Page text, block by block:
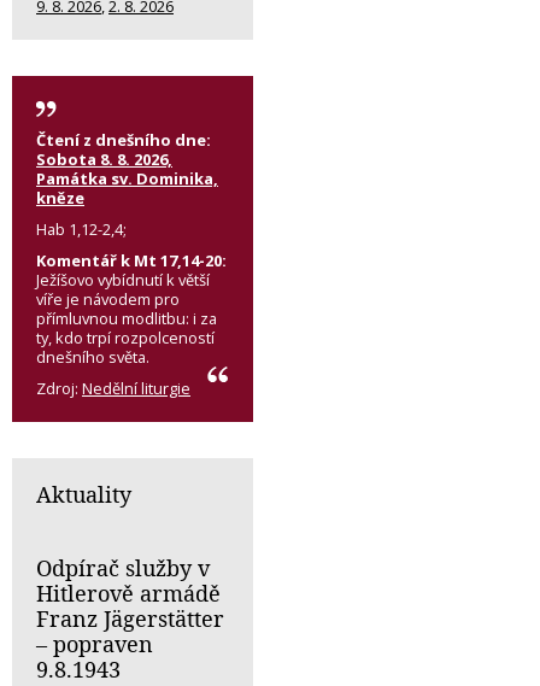
9. 8. 2026,2. 8. 2026
Čtení z dnešního dne:
Sobota 8. 8. 2026,
Památka sv. Dominika,
kněze
Hab 1,12-2,4;
Komentář k Mt 17,14-20:
Ježíšovo vybídnutí k větší
víře je návodem pro
přímluvnou modlitbu: i za
ty, kdo trpí rozpolceností
dnešního světa.
Zdroj: Nedělní liturgie
Aktuality
Odpírač služby v
Hitlerově armádě
Franz Jägerstätter
– popraven
9.8.1943